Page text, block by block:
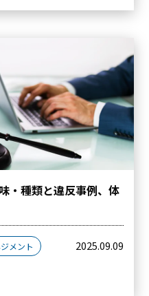
・種類と違反事例、体
メント 2025.09.09